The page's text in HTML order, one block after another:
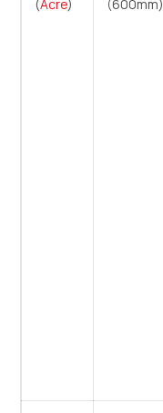
(Acre)
(600mm)